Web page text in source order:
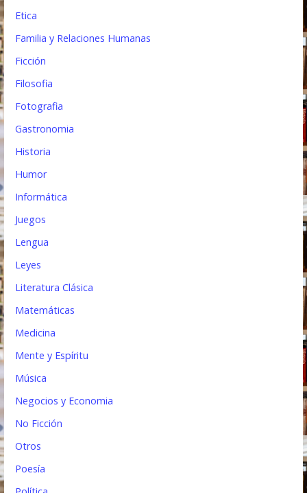
Etica
Familia y Relaciones Humanas
Ficción
Filosofia
Fotografia
Gastronomia
Historia
Humor
Informática
Juegos
Lengua
Leyes
Literatura Clásica
Matemáticas
Medicina
Mente y Espíritu
Música
Negocios y Economia
No Ficción
Otros
Poesía